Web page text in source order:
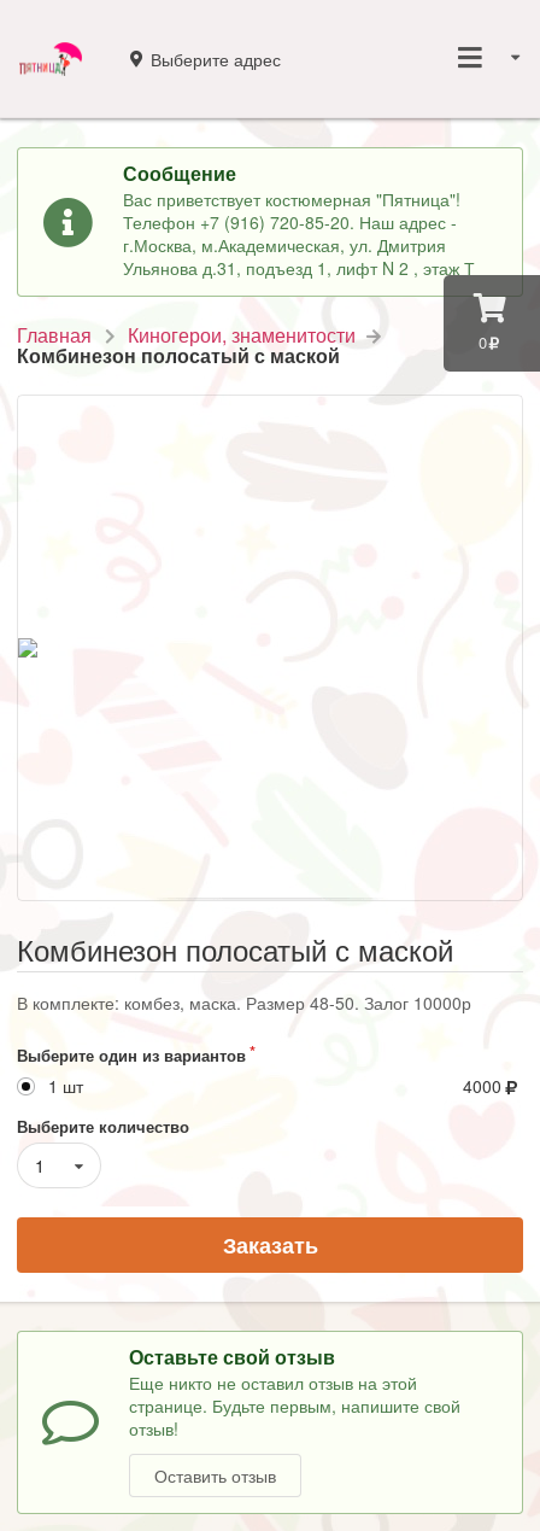
0
Выберите адрес
Сообщение
Вас приветствует костюмерная "Пятница"!
Телефон +7 (916) 720-85-20. Наш адрес -
г.Москва, м.Академическая, ул. Дмитрия
Ульянова д.31, подъезд 1, лифт N 2 , этаж Т
Главная Киногерои, знаменитости
Комбинезон полосатый с маской
Комбинезон полосатый с маской
В комплекте: комбез, маска. Размер 48-50. Залог 10000р
Выберите один из вариантов
1 шт 4000
Выберите количество
1
Заказать
Оставьте свой отзыв
Еще никто не оставил отзыв на этой
странице. Будьте первым, напишите свой
отзыв!
Оставить отзыв